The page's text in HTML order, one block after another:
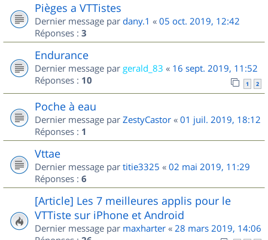
Pièges a VTTistes
Dernier message par dany.1 « 05 oct. 2019, 12:42
Réponses : 3
Endurance
Dernier message par gerald_83 « 16 sept. 2019, 11:52
Réponses : 10 1 2
Poche à eau
Dernier message par ZestyCastor « 01 juil. 2019, 18:12
Réponses : 1
Vttae
Dernier message par titie3325 « 02 mai 2019, 11:29
Réponses : 6
[Article] Les 7 meilleures applis pour le
VTTiste sur iPhone et Android
Dernier message par maxharter « 28 mars 2019, 14:06